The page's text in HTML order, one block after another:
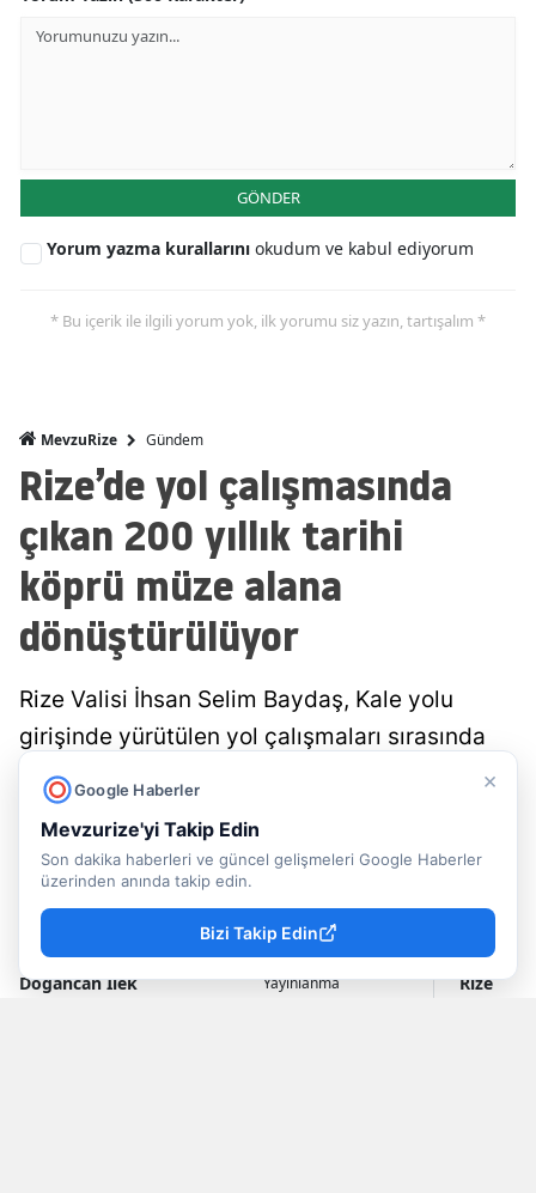
×
Google Haberler
Mevzurize'yi Takip Edin
Son dakika haberleri ve güncel gelişmeleri Google Haberler
üzerinden anında takip edin.
Bizi Takip Edin
GÖNDER
Yorum yazma kurallarını okudum ve kabul ediyorum
* Bu içerik ile ilgili yorum yok, ilk yorumu siz yazın, tartışalım *
MevzuRize Gündem
Rize’de yol çalışmasında
çıkan 200 yıllık tarihi
köprü müze alana
dönüştürülüyor
Rize Valisi İhsan Selim Baydaş, Kale yolu
girişinde yürütülen yol çalışmaları sırasında
gün yüzüne çıkarılan yaklaşık 200 yıllık tarihi
köprü alanında incelemelerde bulundu. Rize
Belediyesi tarafından koruma altına alınan
tarihi yapı, üzeri camla kaplanarak ziyarete
açılacak....
Doğancan İlek
Yayınlanma
Rize